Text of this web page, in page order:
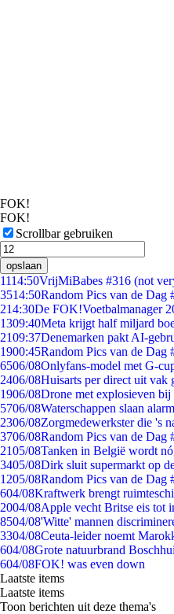
FOK!
FOK!
Scrollbar gebruiken
opslaan
1114:50VrijMiBabes #316 (not
3514:50Random Pics van de Dag
214:30De FOK!Voetbalmanager
1309:40Meta krijgt half miljard
2109:37Denemarken pakt AI-
1900:45Random Pics van de Dag
6506/08Onlyfans-model met G-
2406/08Huisarts per direct uit vak
1906/08Drone met explosieven
5706/08Waterschappen slaan
2306/08Zorgmedewerkster die 's
3706/08Random Pics van de Dag
2105/08Tanken in België wordt
3405/08Dirk sluit supermarkt op
1205/08Random Pics van de Dag
604/08Kraftwerk brengt
2004/08Apple vecht Britse eis tot
8504/08'Witte' mannen
3304/08Ceuta-leider noemt
604/08Grote natuurbrand
604/08FOK! was even down
Laatste items
Laatste items
Toon berichten uit deze thema's